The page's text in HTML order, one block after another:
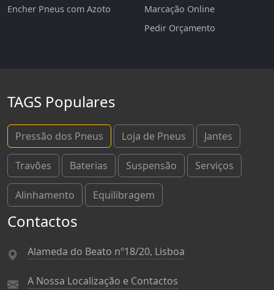
Encher Pneus com Azoto
Marcação Online
Pedir Orçamento
TAGS Populares
Pressão dos Pneus Loja de Pneus Jantes
Travões Baterias Suspensão Serviços
Alinhamento Equilibragem
Contactos
Alameda do Beato nº18/20, Lisboa
A Nossa Localização e Contactos